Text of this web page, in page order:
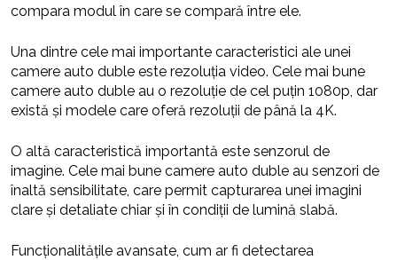
compara modul în care se compară între ele.
Una dintre cele mai importante caracteristici ale unei
camere auto duble este rezoluția video. Cele mai bune
camere auto duble au o rezoluție de cel puțin 1080p, dar
există și modele care oferă rezoluții de până la 4K.
O altă caracteristică importantă este senzorul de
imagine. Cele mai bune camere auto duble au senzori de
înaltă sensibilitate, care permit capturarea unei imagini
clare și detaliate chiar și în condiții de lumină slabă.
Funcționalitățile avansate, cum ar fi detectarea